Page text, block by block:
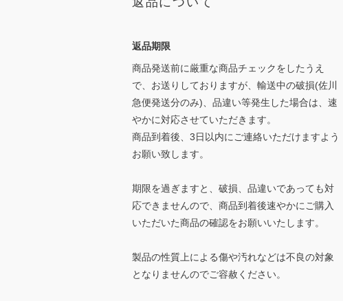
返品期限
商品発送前に厳重な商品チェックをしたうえ
で、お送りしておりますが、輸送中の破損(佐川
急便発送分のみ)、品違い等発生した場合は、速
やかに対応させていただきます。
商品到着後、3日以内にご連絡いただけますよう
お願い致します。
期限を過ぎますと、破損、品違いであっても対
応できませんので、商品到着後速やかにご購入
いただいた商品の確認をお願いいたします。
製品の性質上による傷や汚れなどは不良の対象
となりませんのでご容赦ください。